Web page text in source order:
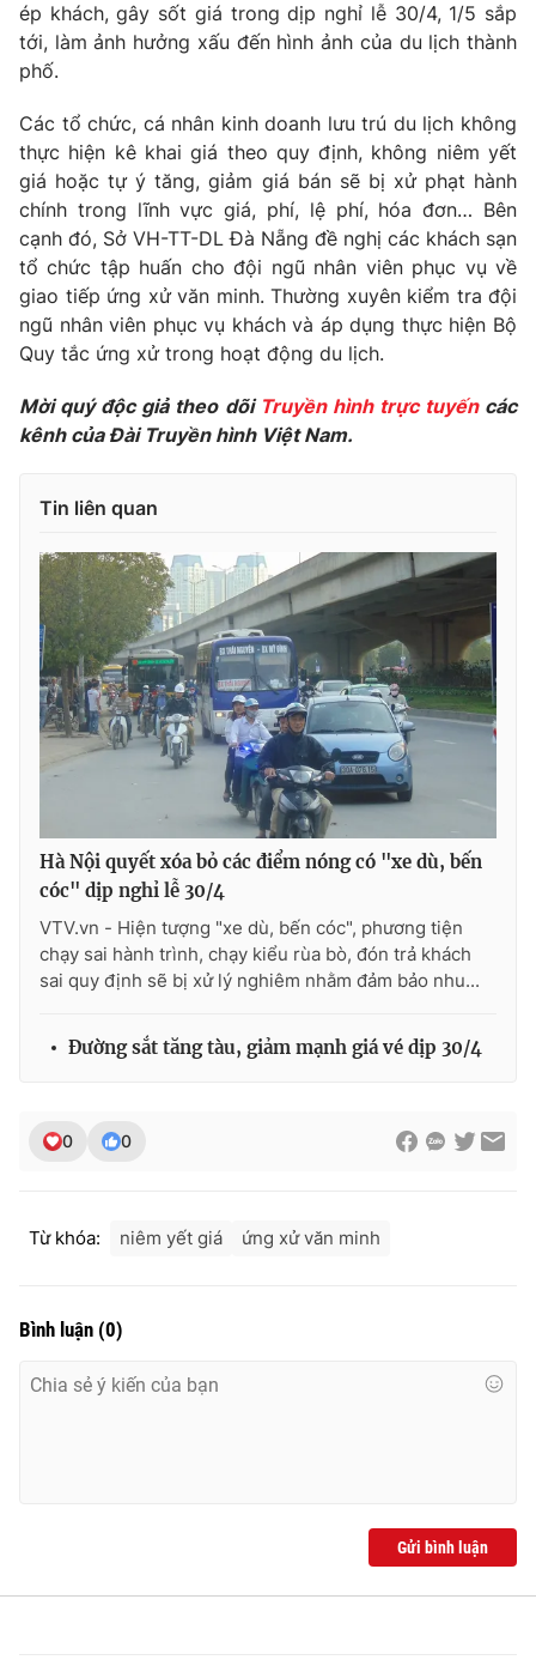
Góc doanh nghiệp
Truyền hình
Phim VTV
Hậu trường
Nhân vật
Khán giả
Giải sao mai
Giải trí
Điện ảnh
Âm nhạc
Sao
Đời sống
Du lịch
Làm đẹp
Chất lượng cuộc sống
Giáo dục
Tuyển sinh
Học trực tuyến
Công nghệ
Hitech Công nghệ tương lai
Sản phẩm
Thị trường
Giao lưu trực tuyến
Lịch phát sóng
Chuyên mục khác
Emagazine Podcast
Photo Infographic
Video Shorts video
VTV Money VTV Thể thao
VTV Sức khoẻ Bất động sản
Thị trường 24h Tấm lòng Việt
VTV4 Vươn mình bằng AI
VTV9 VTV8
THỜI BÁO VTV
Phó Tổng Biên tập:Nguyễn Thị Mỹ Hạnh, Phạm Quốc Thắng,
ép khách, gây sốt giá trong dịp nghỉ lễ 30/4, 1/5 sắp
tới, làm ảnh hưởng xấu đến hình ảnh của du lịch thành
phố.
Các tổ chức, cá nhân kinh doanh lưu trú du lịch không
thực hiện kê khai giá theo quy định, không niêm yết
giá hoặc tự ý tăng, giảm giá bán sẽ bị xử phạt hành
chính trong lĩnh vực giá, phí, lệ phí, hóa đơn… Bên
cạnh đó, Sở VH-TT-DL Đà Nẵng đề nghị các khách sạn
tổ chức tập huấn cho đội ngũ nhân viên phục vụ về
giao tiếp ứng xử văn minh. Thường xuyên kiểm tra đội
ngũ nhân viên phục vụ khách và áp dụng thực hiện Bộ
Quy tắc ứng xử trong hoạt động du lịch.
Mời quý độc giả theo dõi Truyền hình trực tuyếncác
kênh của Đài Truyền hình Việt Nam.
Tin liên quan
Hà Nội quyết xóa bỏ các điểm nóng có "xe dù, bến
cóc" dịp nghỉ lễ 30/4
VTV.vn - Hiện tượng "xe dù, bến cóc", phương tiện
chạy sai hành trình, chạy kiểu rùa bò, đón trả khách
sai quy định sẽ bị xử lý nghiêm nhằm đảm bảo nhu...
Đường sắt tăng tàu, giảm mạnh giá vé dịp 30/4
0 0
Từ khóa: niêm yết giá ứng xử văn minh
Bình luận (0)
Gửi bình luận